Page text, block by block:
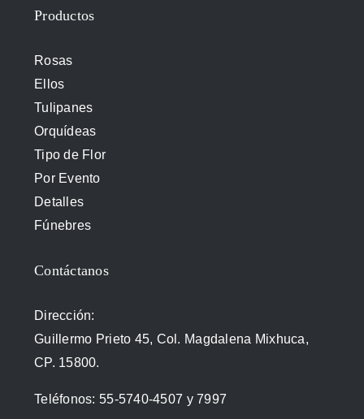
Productos
Rosas
Ellos
Tulipanes
Orquídeas
Tipo de Flor
Por Evento
Detalles
Fúnebres
Contáctanos
Dirección:
Guillermo Prieto 45, Col. Magdalena Mixhuca,
CP. 15800.
Teléfonos: 55-5740-4507 y7997